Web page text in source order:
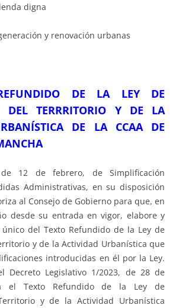
digna
y renovación urbanas
DE LA LEY DE
DEL TERRRITORIO Y DE LA
DE LA CCAA DE
12 de febrero, de Simplificación
Administrativas, en su disposición
al Consejo de Gobierno para que, en
desde su entrada en vigor, elabore y
del Texto Refundido de la Ley de
y de la Actividad Urbanística que
introducidas en él por la Ley.
Decreto Legislativo 1/2023, de 28 de
el Texto Refundido de la Ley de
y de la Actividad Urbanística